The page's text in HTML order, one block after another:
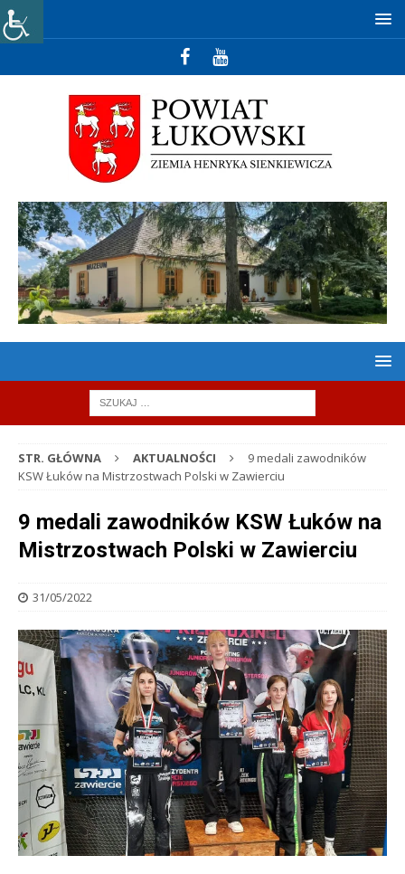
STR. GŁÓWNA AKTUALNOŚCI
9 medali zawodników
KSW Łuków na Mistrzostwach Polski w Zawierciu
9 medali zawodników KSW Łuków na
Mistrzostwach Polski w Zawierciu
31/05/2022